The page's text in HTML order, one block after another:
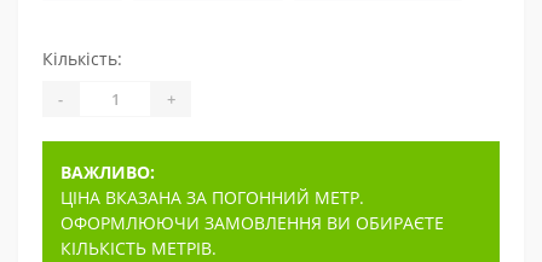
Кількість:
- +
ВАЖЛИВО:
ЦІНА ВКАЗАНА ЗА ПОГОННИЙ МЕТР.
ОФОРМЛЮЮЧИ ЗАМОВЛЕННЯ ВИ ОБИРАЄТЕ
КІЛЬКІСТЬ МЕТРІВ.